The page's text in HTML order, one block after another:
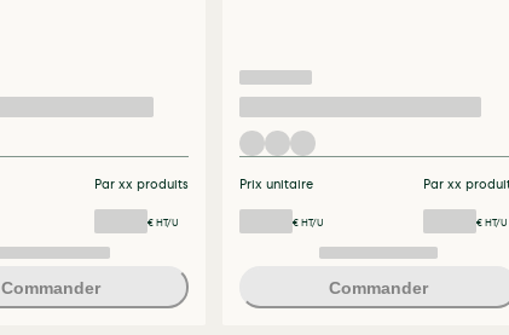
Par xx produits
€ HT/U
Commander
Prix unitaire
€ HT/U
Par xx
€ HT/U
Commander